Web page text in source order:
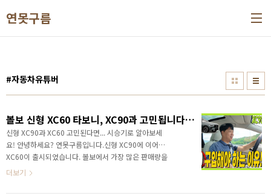
연못구름
#자동차유튜버
볼보 신형 XC60 타보니, XC90과 고민됩니다! 결론은 XC60 구입하세요!
신형 XC90과 XC60 고민된다면... 시승기로 알아보세
요! 안녕하세요? 연못구름입니다.신형 XC90에 이어서
XC60이 출시되었습니다. 볼보에서 가장 많은 판매량을
자랑하는 차량인 XC60인데요.누적으로 270만대나 판
었습니다. 승차감과 주행성능 끝판왕은.. 에어 서스펜션
더보기